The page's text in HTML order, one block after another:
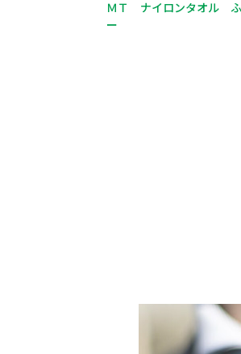
ＭＴ ナイロンタオル
ー